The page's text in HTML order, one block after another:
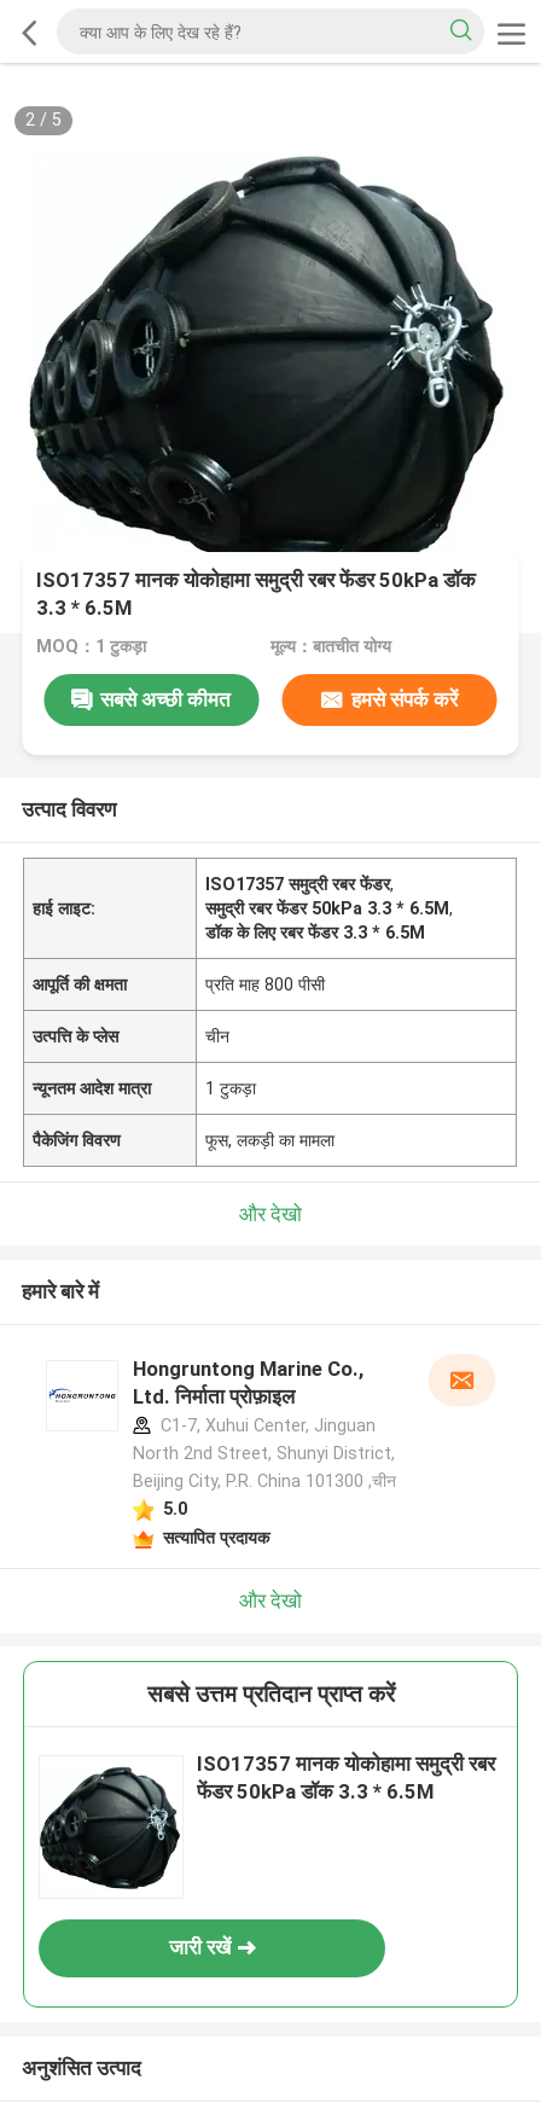
2/ 5
ISO17357 मानक योकोहामा समुद्री रबर फेंडर 50kPa डॉक
3.3 * 6.5M
MOQ：1 टुकड़ा मूल्य：बातचीत योग्य
सबसे अच्छी कीमत हमसे संपर्क करें
उत्पाद विवरण
हाई लाइट:
ISO17357 समुद्री रबर फेंडर,
समुद्री रबर फेंडर 50kPa 3.3 * 6.5M,
डॉक के लिए रबर फेंडर 3.3 * 6.5M
आपूर्ति की क्षमता प्रति माह 800 पीसी
उत्पत्ति के प्लेस चीन
न्यूनतम आदेश मात्रा 1 टुकड़ा
पैकेजिंग विवरण फूस, लकड़ी का मामला
और देखो
हमारे बारे में
Hongruntong Marine Co.,
Ltd. निर्माता प्रोफ़ाइल
C1-7, Xuhui Center, Jinguan
North 2nd Street, Shunyi District,
Beijing City, P.R. China 101300 ,चीन
5.0
सत्यापित प्रदायक
और देखो
सबसे उत्तम प्रतिदान प्राप्त करें
ISO17357 मानक योकोहामा समुद्री रबर
फेंडर 50kPa डॉक 3.3 * 6.5M
जारी रखें
अनुशंसित उत्पाद